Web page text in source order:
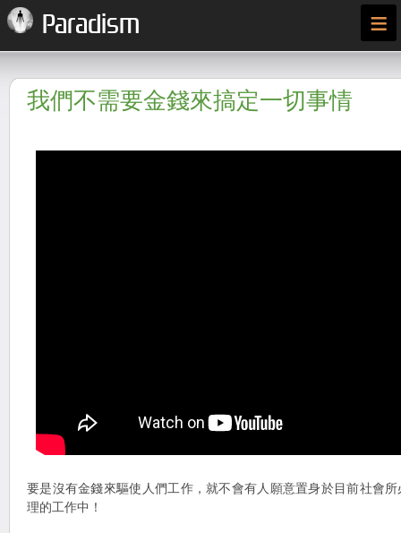
Paradism ≡
我們不需要金錢來搞定一切事情
要是沒有金錢來驅使人們工作，就不會有人願意置身於目前社會
理的工作中！